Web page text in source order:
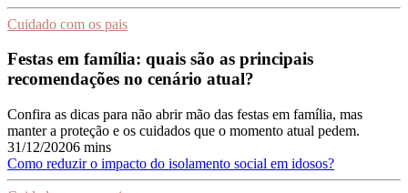
Cuidado com os pais
Festas em família: quais são as principais
recomendações no cenário atual?
Confira as dicas para não abrir mão das festas em família, mas
manter a proteção e os cuidados que o momento atual pedem.
31/12/20206 mins
Como reduzir o impacto do isolamento social em idosos?